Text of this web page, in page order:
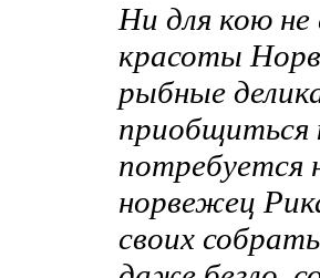
Ни для кою
красоты
рыбные
приобщиться
потребуется
норвежец
своих